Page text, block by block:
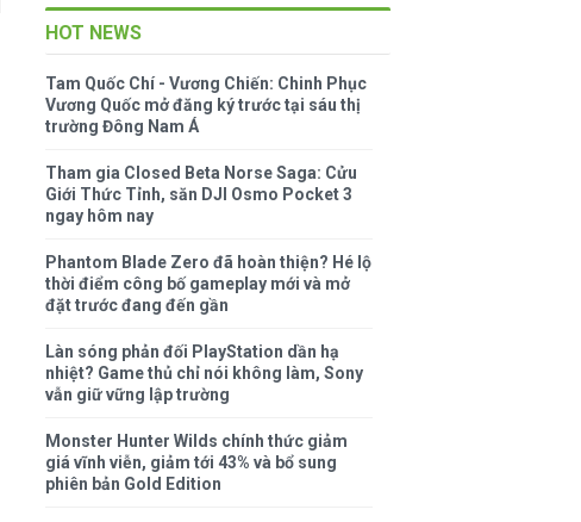
HOT NEWS
Tam Quốc Chí - Vương Chiến: Chinh Phục
Vương Quốc mở đăng ký trước tại sáu thị
trường Đông Nam Á
Tham gia Closed Beta Norse Saga: Cửu
Giới Thức Tỉnh, săn DJI Osmo Pocket 3
ngay hôm nay
Phantom Blade Zero đã hoàn thiện? Hé lộ
thời điểm công bố gameplay mới và mở
đặt trước đang đến gần
Làn sóng phản đối PlayStation dần hạ
nhiệt? Game thủ chỉ nói không làm, Sony
vẫn giữ vững lập trường
Monster Hunter Wilds chính thức giảm
giá vĩnh viễn, giảm tới 43% và bổ sung
phiên bản Gold Edition